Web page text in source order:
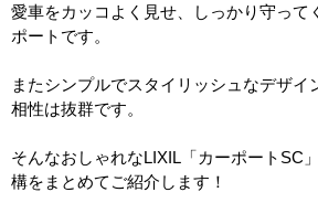
愛車をカッコよく見せ、しっかり守って
ポートです。
またシンプルでスタイリッシュなデザイ
相性は抜群です。
そんなおしゃれなLIXIL「カーポートSC
構をまとめてご紹介します！